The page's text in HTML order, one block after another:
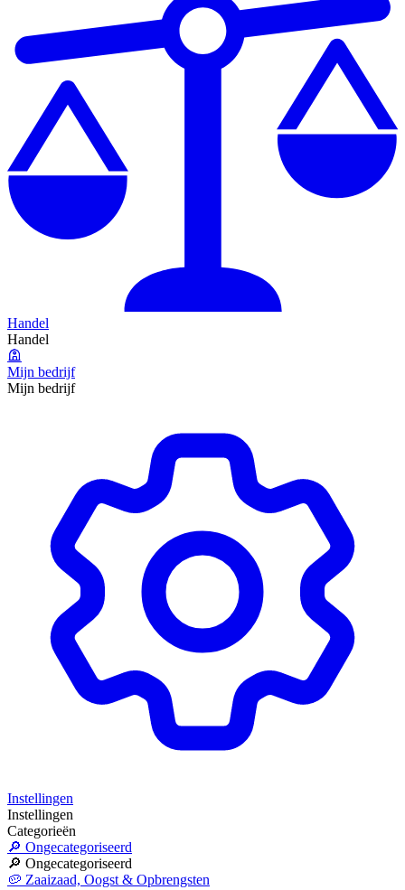
Handel
Handel
Mijn bedrijf
Mijn bedrijf
Instellingen
Instellingen
Categorieën
🔎 Ongecategoriseerd
🔎 Ongecategoriseerd
🥔 Zaaizaad, Oogst & Opbrengsten